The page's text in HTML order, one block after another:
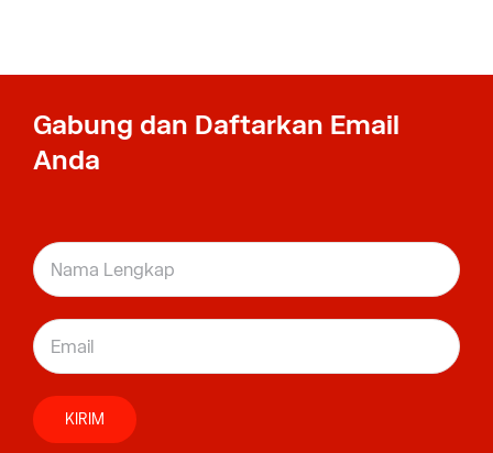
Gabung dan Daftarkan Email
Anda